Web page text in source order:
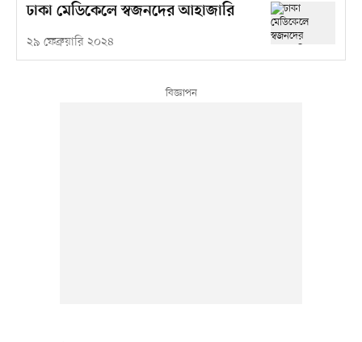
ঢাকা মেডিকেলে স্বজনদের আহাজারি
২৯ ফেব্রুয়ারি ২০২৪